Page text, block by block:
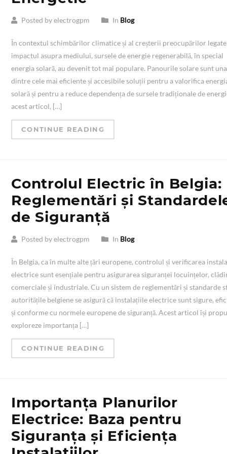
Posted by electrogpm In Blog
În contextul schimbărilor climatice și al creșterii preocupărilor
impactul asupra mediului, sursele de energie regenerabilă, în special
energia solară, au devenit tot mai populare. Panourile solare sunt una
dintre cele mai eficiente și accesibile soluții pentru a valorifica
solară și pentru a reduce dependența de sursele tradiționale de
acest articol, […]
CONTINUE READING
Controlul Electric în Belgia:
Reglementări și
de Siguranță
Posted by electrogpm In Blog
În Belgia, ca în multe alte țări europene, controlul și verificarea
electrice sunt esențiale pentru asigurarea siguranței locuințelor,
comerciale și industriale. Cu un sistem de reglementări și standarde
autoritățile belgiene se asigură că instalațiile electrice sunt sigure,
și conforme cu normele europene de siguranță. Acest articol își
exploreze importanța […]
CONTINUE READING
Importanța Planurilor
Electrice: Baza pentru
Siguranța și Eficiența